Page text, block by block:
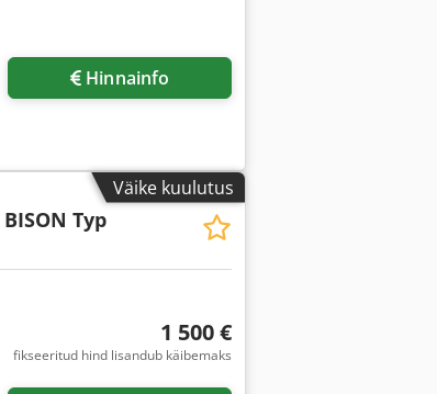
Hinnainfo
Väike kuulutus
BISON Typ
1 500 €
fikseeritud hind lisandub käibemaks